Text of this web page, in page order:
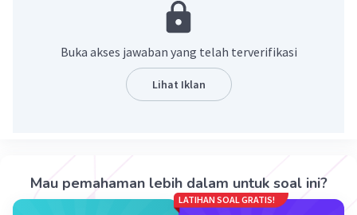
Buka akses jawaban yang telah terverifikasi
Lihat Iklan
Mau pemahaman lebih dalam untuk soal ini?
LATIHAN SOAL GRATIS!